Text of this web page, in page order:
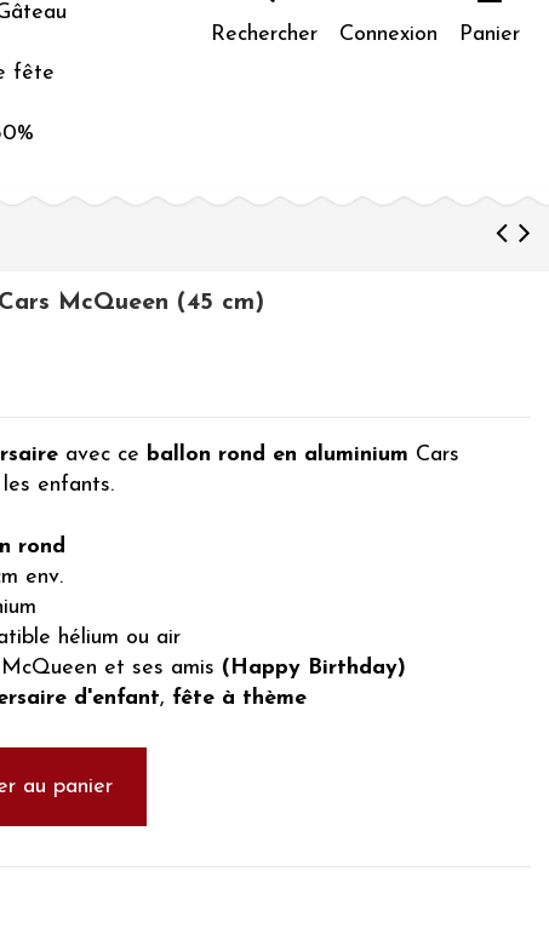
fête
Rechercher Connexion Panier
McQueen (45 cm)
avec ce ballon rond en aluminium Cars
enfants.
rond
env.
hélium ou air
et ses amis (Happy Birthday)
d'enfant, fête à thème
au panier